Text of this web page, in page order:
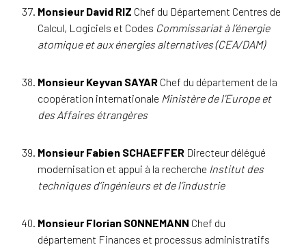
Monsieur David RIZ Chef du Département Centres de
Calcul, Logiciels et Codes Commissariat à l’énergie
atomique et aux énergies alternatives (CEA/DAM)
Monsieur Keyvan SAYAR Chef du département de la
coopération internationale Ministère de l’Europe et
des Affaires étrangères
Monsieur Fabien SCHAEFFER Directeur délégué
modernisation et appui à la recherche Institut des
techniques d’ingénieurs et de l’industrie
Monsieur Florian SONNEMANN Chef du
département Finances et processus administratifs